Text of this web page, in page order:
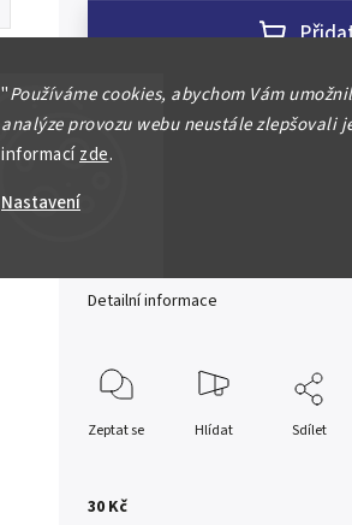
"Používáme cookies, abychom Vám
analýze provozu webu neustále zlepšovali
informacízde.
Nastavení
30 Kč
Česká republika (1993 - )
Detailní informace
Zeptat se Hlídat Sdílet